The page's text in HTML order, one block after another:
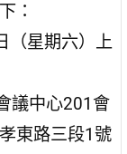
：
（星期六）上
議中心201會
東路三段1號